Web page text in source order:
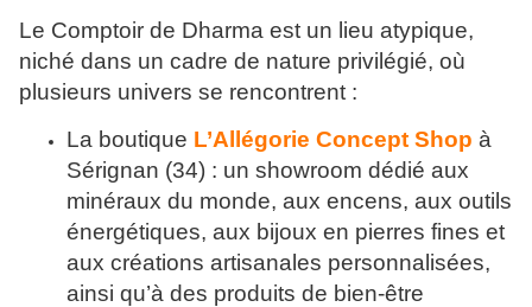
Le Comptoir de Dharma est un lieu atypique,
niché dans un cadre de nature privilégié, où
plusieurs univers se rencontrent :
La boutique L’Allégorie Concept Shop à
Sérignan (34) : un showroom dédié aux
minéraux du monde, aux encens, aux outils
énergétiques, aux bijoux en pierres fines et
aux créations artisanales personnalisées,
ainsi qu’à des produits de bien-être